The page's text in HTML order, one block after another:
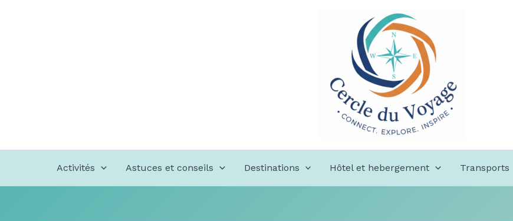
Activités Astuces et conseils Destinations Hôtel et hebergement Transports